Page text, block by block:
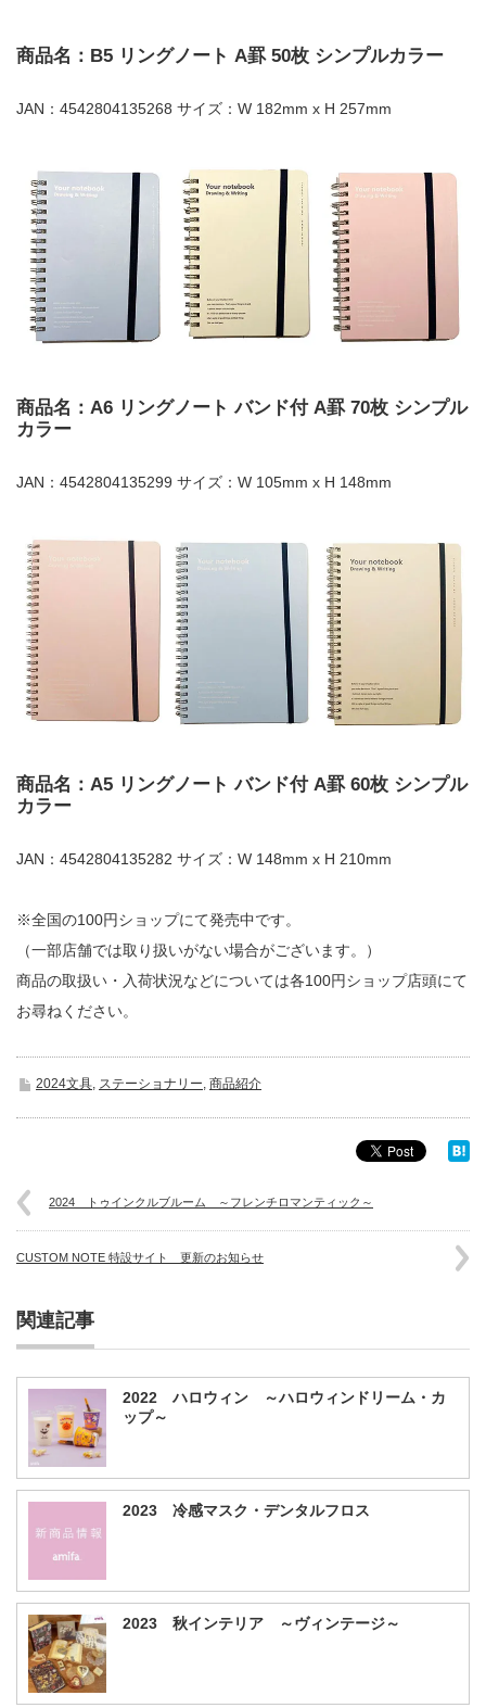
商品名：B5 リングノート A罫 50枚 シンプルカラー
JAN：4542804135268 サイズ：W 182mm x H 257mm
商品名：A6 リングノート バンド付 A罫 70枚 シンプル
カラー
JAN：4542804135299 サイズ：W 105mm x H 148mm
商品名：A5 リングノート バンド付 A罫 60枚 シンプル
カラー
JAN：4542804135282 サイズ：W 148mm x H 210mm
※全国の100円ショップにて発売中です。
（一部店舗では取り扱いがない場合がございます。）
商品の取扱い・入荷状況などについては各100円ショップ店頭にて
お尋ねください。
2024文具, ステーショナリー, 商品紹介
2024 トゥインクルブルーム ～フレンチロマンティック～
CUSTOM NOTE 特設サイト 更新のお知らせ
関連記事
2022 ハロウィン ～ハロウィンドリーム・カ
ップ～
2023 冷感マスク・デンタルフロス
2023 秋インテリア ～ヴィンテージ～